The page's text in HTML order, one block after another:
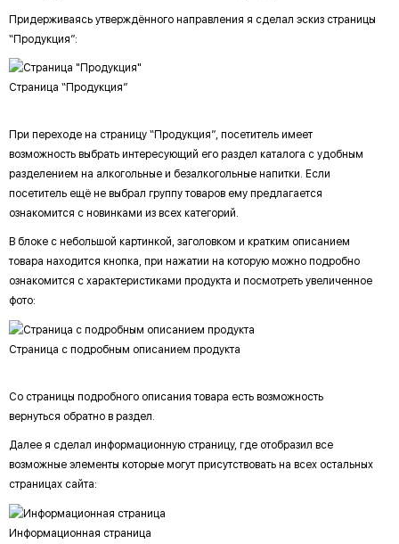
Придерживаясь утверждённого направления я сделал эскиз страницы
“Продукция”:
Страница “Продукция”
При переходе на страницу “Продукция”, посетитель имеет
возможность выбрать интересующий его раздел каталога с удобным
разделением на алкогольные и безалкогольные напитки. Если
посетитель ещё не выбрал группу товаров ему предлагается
ознакомится с новинками из всех категорий.
В блоке с небольшой картинкой, заголовком и кратким описанием
товара находится кнопка, при нажатии на которую можно подробно
ознакомится с характеристиками продукта и посмотреть увеличенное
фото:
Страница с подробным описанием продукта
Со страницы подробного описания товара есть возможность
вернуться обратно в раздел.
Далее я сделал информационную страницу, где отобразил все
возможные элементы которые могут присутствовать на всех остальных
страницах сайта:
Информационная страница